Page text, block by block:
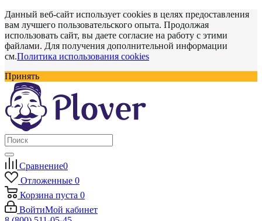
Данный веб-сайт использует cookies в целях предоставления
вам лучшего пользовательского опыта. Продолжая
использовать сайт, вы даете согласие на работу с этими
файлами. Для получения дополнительной информации
см.Политика использования cookies
Принять
Сравнение0
Отложенные 0
Корзина пуста 0
ВойтиМой кабинет